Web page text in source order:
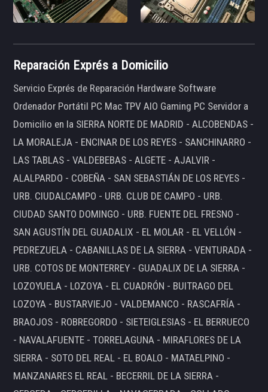
Reparación Exprés a Domicilio
Servicio Exprés de Reparación Hardware Software
Ordenador Portátil PC Mac TPV AIO Gaming PC Servidor a
Domicilio en la SIERRA NORTE DE MADRID - ALCOBENDAS -
LA MORALEJA - ENCINAR DE LOS REYES - SANCHINARRO -
LAS TABLAS - VALDEBEBAS - ALGETE - AJALVIR -
ALALPARDO - COBEÑA - SAN SEBASTIÁN DE LOS REYES -
URB. CIUDALCAMPO - URB. CLUB DE CAMPO - URB.
CIUDAD SANTO DOMINGO - URB. FUENTE DEL FRESNO -
SAN AGUSTÍN DEL GUADALIX - EL MOLAR - EL VELLÓN -
PEDREZUELA - CABANILLAS DE LA SIERRA - VENTURADA -
URB. COTOS DE MONTERREY - GUADALIX DE LA SIERRA -
LOZOYUELA - LOZOYA - EL CUADRÓN - BUITRAGO DEL
LOZOYA - BUSTARVIEJO - VALDEMANCO - RASCAFRÍA -
BRAOJOS - ROBREGORDO - SIETEIGLESIAS - EL BERRUECO
- NAVALAFUENTE - TORRELAGUNA - MIRAFLORES DE LA
SIERRA - SOTO DEL REAL - EL BOALO - MATAELPINO -
MANZANARES EL REAL - BECERRIL DE LA SIERRA -